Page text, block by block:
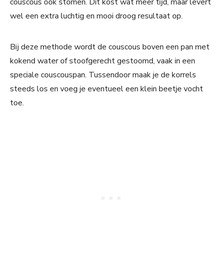
wel een extra luchtig en mooi droog resultaat op.
Bij deze methode wordt de couscous boven een pan met
kokend water of stoofgerecht gestoomd, vaak in een
speciale couscouspan. Tussendoor maak je de korrels
steeds los en voeg je eventueel een klein beetje vocht
toe.